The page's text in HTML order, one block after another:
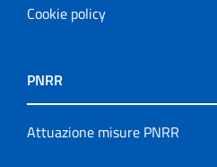
Cookie policy
PNRR
Attuazione misure PNRR